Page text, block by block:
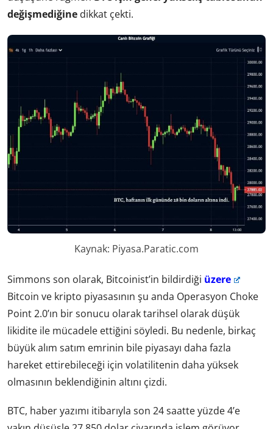
değişmediğine dikkat çekti.
Kaynak: Piyasa.Paratic.com
Simmons son olarak, Bitcoinist’in bildirdiği üzere
Bitcoin ve kripto piyasasının şu anda Operasyon Choke
Point 2.0’ın bir sonucu olarak tarihsel olarak düşük
likidite ile mücadele ettiğini söyledi. Bu nedenle, birkaç
büyük alım satım emrinin bile piyasayı daha fazla
hareket ettirebileceği için volatilitenin daha yüksek
olmasının beklendiğinin altını çizdi.
BTC, haber yazımı itibarıyla son 24 saatte yüzde 4’e